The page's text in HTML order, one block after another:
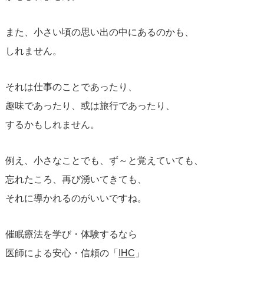
また、小さい頃の思い出の中にあるのかも、
しれません。
それは仕事のことであったり、
趣味であったり、或は旅行であったり、
するかもしれません。
例え、小さなことでも、ず～と覚えていても、
忘れたころ、再び湧いてきても、
それに導かれるのがいいですね。
催眠療法を学び・体験するなら
医師による安心・信頼の「​
IHC ​」